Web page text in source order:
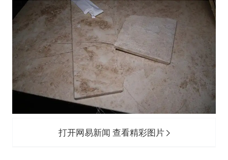
打开网易新闻 查看精彩图片